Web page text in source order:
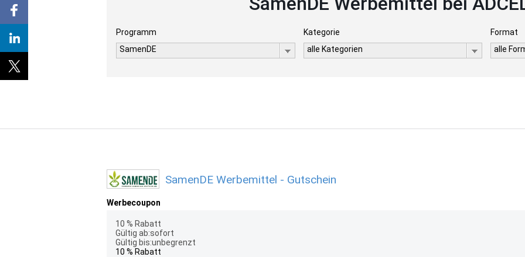
Programm
SamenDE
Kategorie
alle Kategorien
Format
alle
SamenDE Werbemittel - Gutschein
Werbecoupon
10 % Rabatt
Gültig ab:sofort
Gültig bis:unbegrenzt
10 % Rabatt